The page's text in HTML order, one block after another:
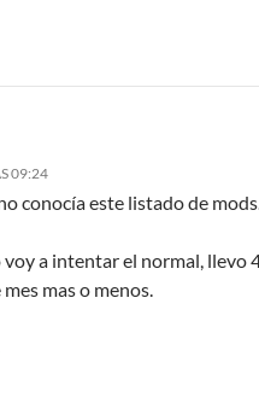
09:24
conocía este listado de mods.
a intentar el normal, llevo
mas o menos.